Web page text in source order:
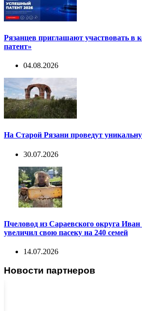
Рязанцев приглашают участвовать в
патент»
04.08.2026
На Старой Рязани проведут
30.07.2026
Пчеловод из Сараевского округа Иван
увеличил свою пасеку на 240 семей
14.07.2026
Новости партнеров